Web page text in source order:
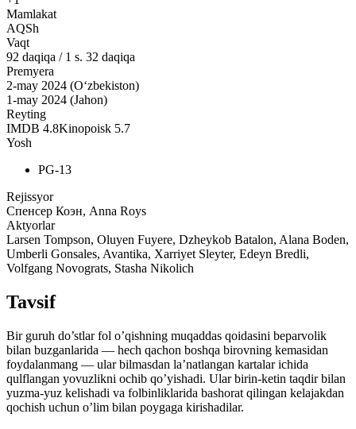
Mamlakat
AQSh
Vaqt
92 daqiqa / 1 s. 32 daqiqa
Premyera
2-may 2024 (O‘zbekiston)
1-may 2024 (Jahon)
Reyting
IMDB 4.8Kinopoisk 5.7
Yosh
PG-13
Rejissyor
Спенсер Коэн, Anna Roys
Aktyorlar
Larsen Tompson, Oluyen Fuyere, Dzheykob Batalon, Alana Boden,
Umberli Gonsales, Avantika, Xarriyet Sleyter, Edeyn Bredli,
Volfgang Novograts, Stasha Nikolich
Tavsif
Bir guruh do’stlar fol o’qishning muqaddas qoidasini beparvolik
bilan buzganlarida — hech qachon boshqa birovning kemasidan
foydalanmang — ular bilmasdan la’natlangan kartalar ichida
qulflangan yovuzlikni ochib qo’yishadi. Ular birin-ketin taqdir bilan
yuzma-yuz kelishadi va folbinliklarida bashorat qilingan kelajakdan
qochish uchun o’lim bilan poygaga kirishadilar.